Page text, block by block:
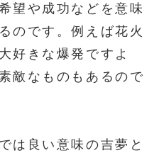
望や成功などを意味
のです。例えば花火
好きな爆発ですよ
敵なものもあるので
は良い意味の吉夢と